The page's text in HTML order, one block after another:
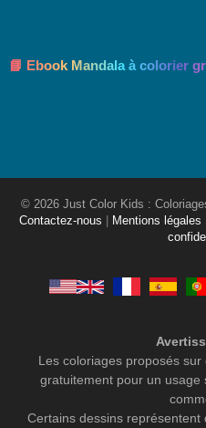
📘 Ebook Mandala à colorier
© 2026 Just Color Kids :
Contactez-nous
Mentions légales
Les coloriages proposés
gratuitement pour un usage
Certains dessins